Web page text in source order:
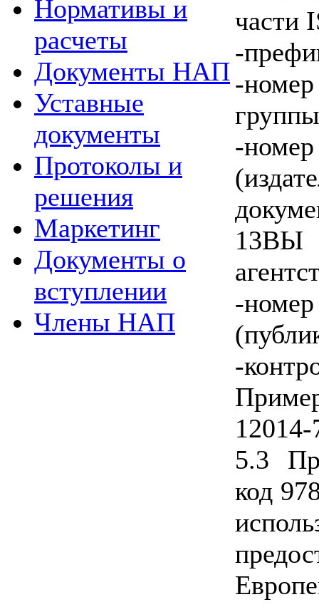
Нормативы и
расчеты
Документы НАП
Уставные
документы
Протоколы и
решения
Маркетинг
Документы о
вступлении
Члены НАП
части
-
-
-
13ВЫ
-
-
12014-
5.3
код